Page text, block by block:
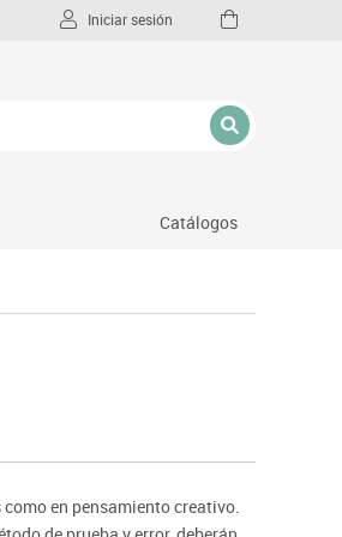
Iniciar sesión
Catálogos
en pensamiento creativo.